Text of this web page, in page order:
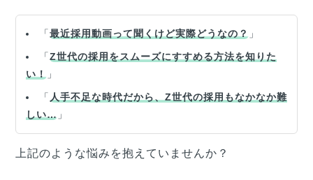
「最近採用動画って聞くけど実際どうなの？ 」
「Z世代の採用をスムーズにすすめる方法を知りた
い！
」
「 人手不足な時代だから、Z世代の採用もなかなか難
しい… 」
上記のような悩みを抱えていませんか？